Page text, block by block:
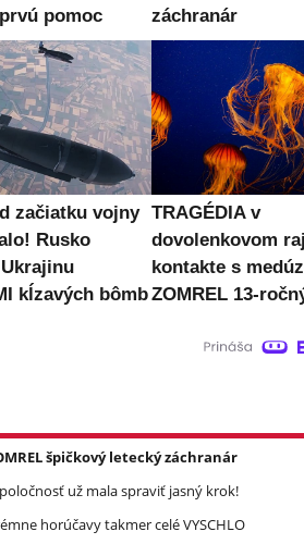
pomoc
záchranár
začiatku vojny
Rusko
kĺzavých bômb
TRAGÉDIA v
dovolenkovom
kontakte s
ZOMREL 13-
špičkový letecký záchranár
už mala spraviť jasný krok!
horúčavy takmer celé VYSCHLO